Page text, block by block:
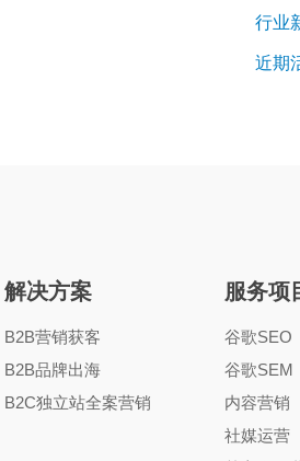
行业
近期
解决方案
B2B营销获客
B2B品牌出海
B2C独立站全案营销
服务项
谷歌SEO
谷歌SEM
内容营销
社媒运营